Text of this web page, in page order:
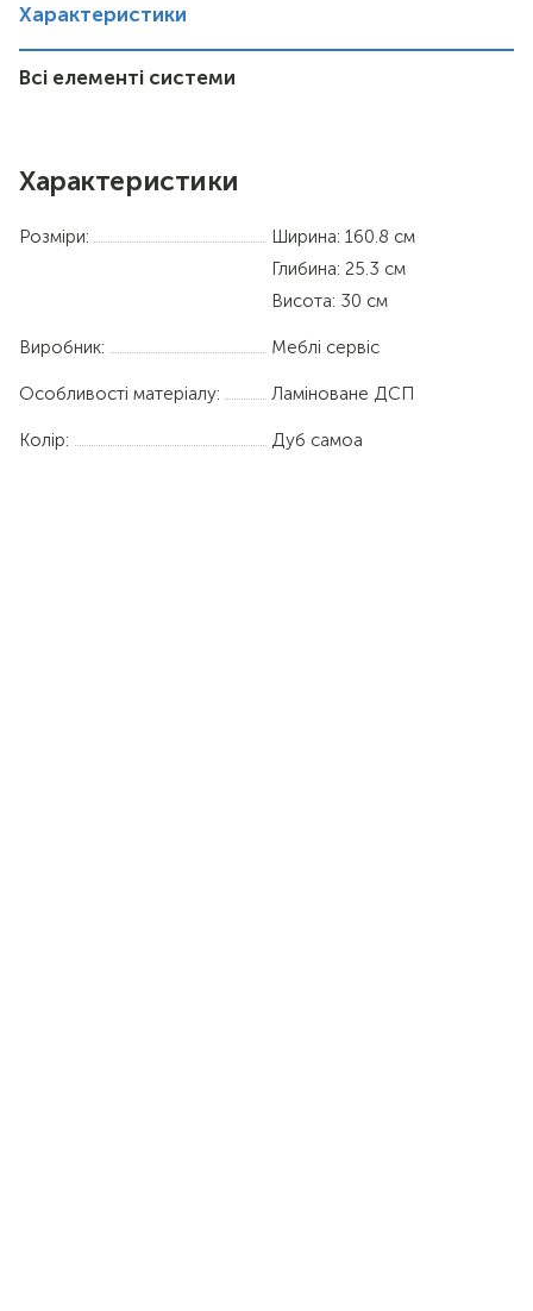
Характеристики
Всі елементі системи
Характеристики
Розміри:
Ширина: 160.8 см
Глибина: 25.3 см
Висота: 30 см
Виробник: Меблі сервіс
Особливості матеріалу: Ламіноване ДСП
Колір: Дуб самоа